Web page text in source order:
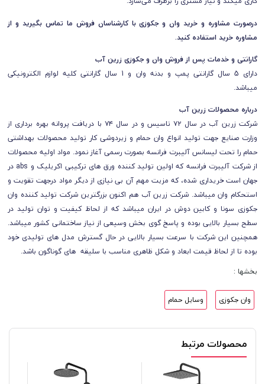
درصورت مشاوره و خرید وان و جکوزی با کارشناسان فروش ما تماس بگیرید و از
مشاوره خرید استفاده کنید.
گارانتی و خدمات پس از فروش وان و جکوزی زرین آب
دارای 5 سال گارانتی پمپ و بدنه وان و 1 سال گارانتی کلیه لوازم الکترونیکی
میباشد.
درباره محصولات زرین آب
شرکت زرین آب در سال ۷۲ تاسیس و در سال ۷۴ با دریافت پروانه بهره برداری از
وزارت صنایع جهت تولید انواع وان حمام و زیردوشی کار تولید محصولات بهداشتی
حمام را تحت لیسانس آلیبرت فرانسه بصورت رسمی آغاز نمود. مواد اولیه محصولات
از شرکت آلیبرت فرانسه که اولین تولید کننده ورق های ترکیبی اکریلیک و abs در
جهان است خریداری شده، که مزیت مهم آن بی نیازی از دیگر مواد درجهت تقویت و
استحکام وان میباشد. شرکت زرین آب هم اکنون بزرگترین شرکت تولید کننده وان
جکوزی سونا و کابین دوش در ایران میباشد که از لحاظ کیفیت و توان تولید در
سطح بسیار بالایی بوده و پاسخ گوی بخش وسیعی از نیاز ساختمانی کشور میباشد.
همچنین این شرکت با سرعت بسیار بالایی در حال گسترش مدل های تولیدی خود
بوده تا از لحاظ قیمت ابعاد و شکل ظاهری مناسب با سلیقه های گوناگون باشد.
بخشها :
وان جکوزی وسایل حمام
محصولات مرتبط